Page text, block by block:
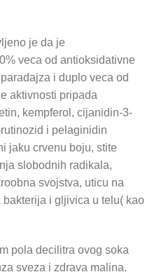
je da je
veca od antioksidativne
i duplo veca od
aktivnosti pripada
kempferol, cijanidin-3-
i pelaginidin
jaku crvenu boju, stite
slobodnih radikala,
svojstva, uticu na
i gljivica u telu( kao
pola decilitra ovog soka
sveza i zdrava malina.